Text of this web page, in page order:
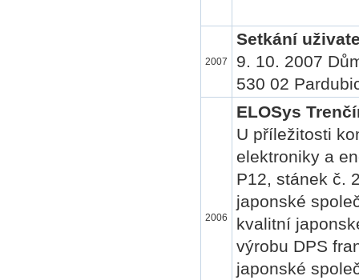
2007
Setkání
9. 10. 2007
530 02
2006
ELOSys
U příležitosti
elektroniky a
P12, stánek č.
japonské
kvalitní
výrobu DPS
japonské